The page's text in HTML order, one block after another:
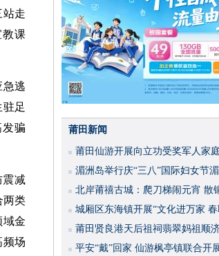
站走
教课
急逃
足
骗
震减
两类
域金
频场
莆田新闻
莆田仙游开展向立功受奖军人家
湄洲岛举行庆“三八”国际妇女节
北岸莆禧古城：爬刀梯闹元宵 散
城厢区东海镇开展“文化进万家
莆田贤良港天后祖祠翡翠妈祖顺
平安“戴”回家 仙游枫亭镇联合开